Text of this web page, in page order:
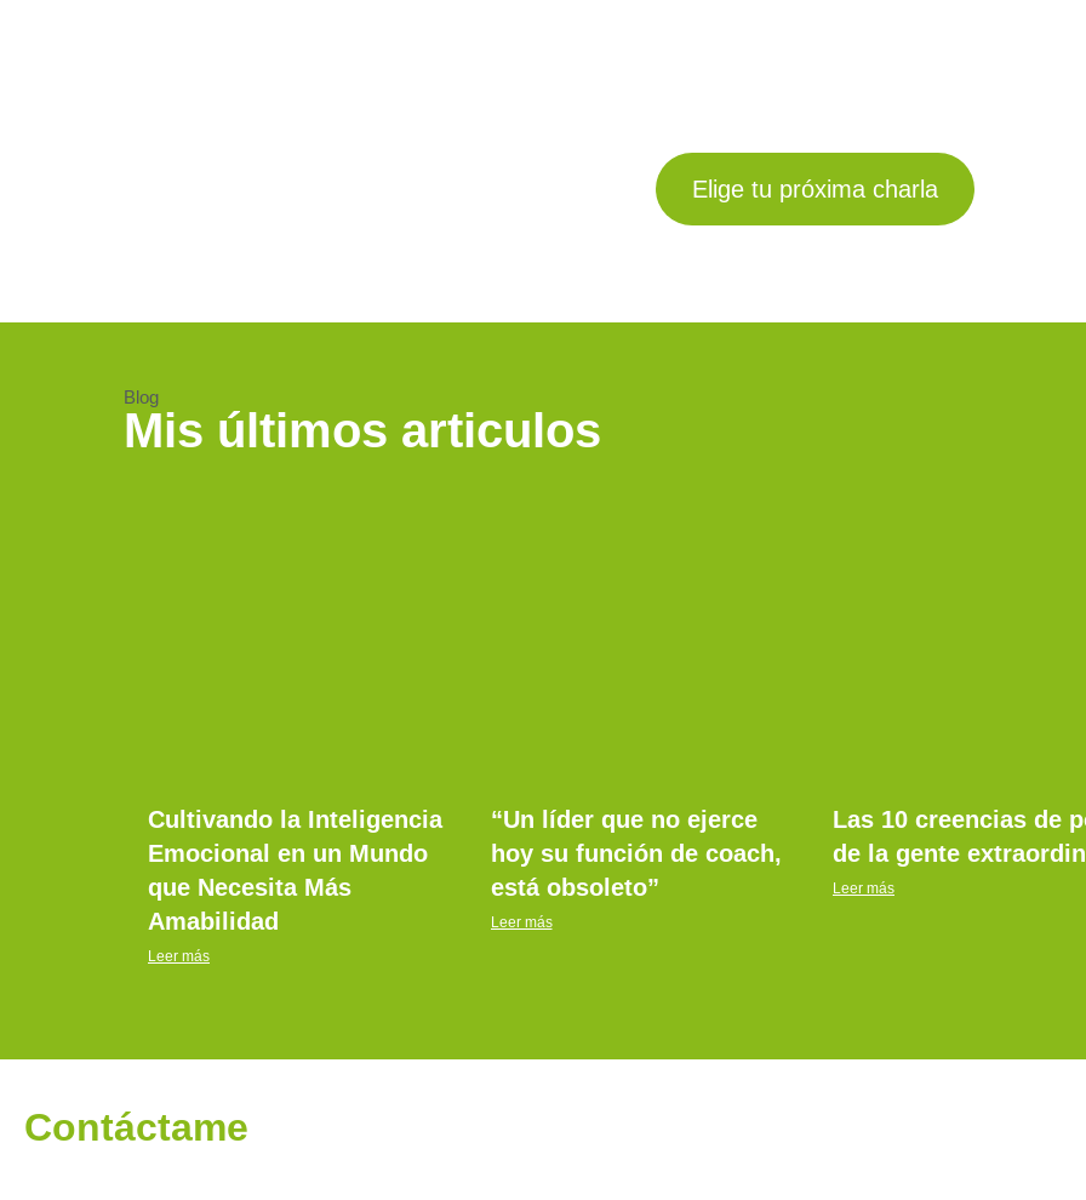
Elige tu próxima charla
Blog
Mis últimos articulos
Cultivando la Inteligencia
Emocional en un Mundo
que Necesita Más
Amabilidad
Leer más
“Un líder que no ejerce
hoy su función de coach,
está obsoleto”
Leer más
Las 10 creencias de
de la gente
Leer más
Contáctame